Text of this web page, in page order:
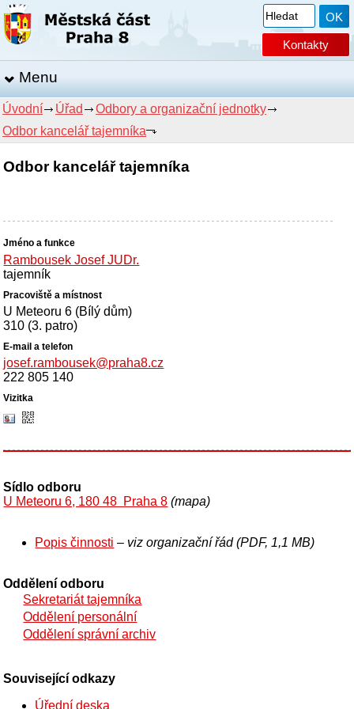
Kontakty
Menu
Úvodní Úřad
Odbory a organizační jednotky
Odbor kancelář tajemníka
Odbor kancelář tajemníka
Rambousek Josef JUDr.
tajemník
U Meteoru 6 (Bílý dům)
310 (3. patro)
josef.rambousek@praha8.cz
222 805 140
Sídlo odboru
U Meteoru 6, 180 48 Praha 8 (mapa)
Popis činnosti – viz organizační řád (PDF, 1,1 MB)
Oddělení odboru
Sekretariát tajemníka
Oddělení personální
Oddělení správní archiv
Související odkazy
Úřední deska